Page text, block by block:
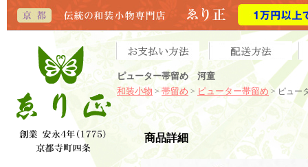
ピューター帯留め 河童
和装小物 > 帯留め > ピューター帯留め > ピュー
商品詳細